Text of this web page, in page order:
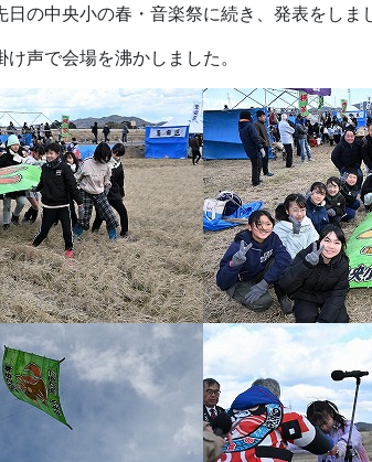
日の中央小の春・音楽祭に続き、発表をしま
声で会場を沸かしました。